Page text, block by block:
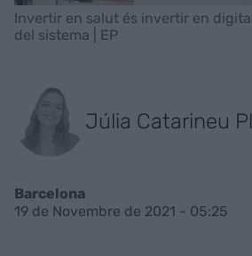
Invertir en salut és invertir en
del sistema | EP
Júlia Catarineu
Barcelona
19 de Novembre de 2021 - 05:25